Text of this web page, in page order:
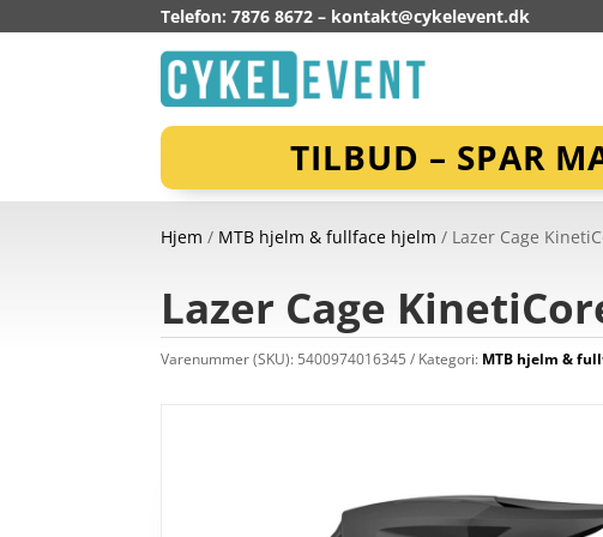
Telefon: 7876 8672 – kontakt@cykelevent.dk
TILBUD – SPAR
Hjem / MTB hjelm & fullface hjelm / Lazer Cage
Lazer Cage
Varenummer (SKU): 5400974016345 Kategori: MTB hjelm &